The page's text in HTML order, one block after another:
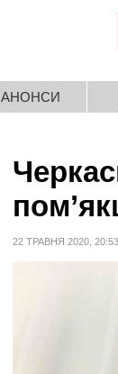
АНОНСИ
22 ТРАВНЯ 2020, 20:53